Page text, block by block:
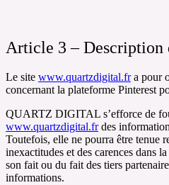
Article 3 – Description
Le site www.quartzdigital.fra pour
concernant la plateforme Pinterest
QUARTZ DIGITAL s’efforce de
www.quartzdigital.frdes
Toutefois, elle ne pourra être tenue
inexactitudes et des carences dans
son fait ou du fait des tiers
informations.